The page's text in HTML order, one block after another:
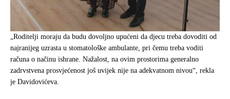
„Roditelji moraju da budu dovoljno upućeni da djecu treba dovoditi od
najranijeg uzrasta u stomatološke ambulante, pri čemu treba voditi
računa o načinu ishrane. Nažalost, na ovim prostorima generalno
zadrvstvena prosvjećenost još uvijek nije na adekvatnom nivou“, rekla
je Davidovićeva.